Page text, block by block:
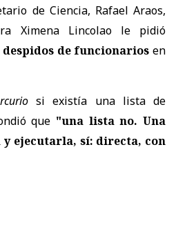
de Ciencia, Rafael Araos,
Ximena Lincolao le pidió
de funcionarios en
si existía una lista de
que "una lista no. Una
ejecutarla, sí: directa, con